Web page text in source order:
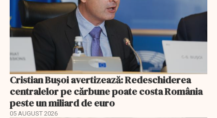
Cristian Bușoi avertizează: Redeschiderea
centralelor pe cărbune poate costa România
peste un miliard de euro
05 AUGUST 2026